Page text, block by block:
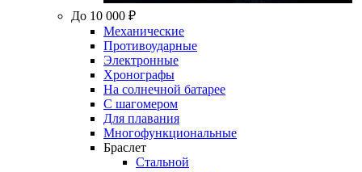
До 10 000 ₽
Механические
Противоударные
Электронные
Хронографы
На солнечной батарее
С шагомером
Для плавания
Многофункциональные
Браслет
Стальной